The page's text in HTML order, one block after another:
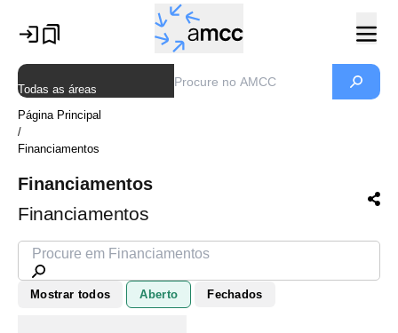
Todas as áreas
Página Principal
/
Financiamentos
Financiamentos
Financiamentos
Mostrar todos Aberto Fechados